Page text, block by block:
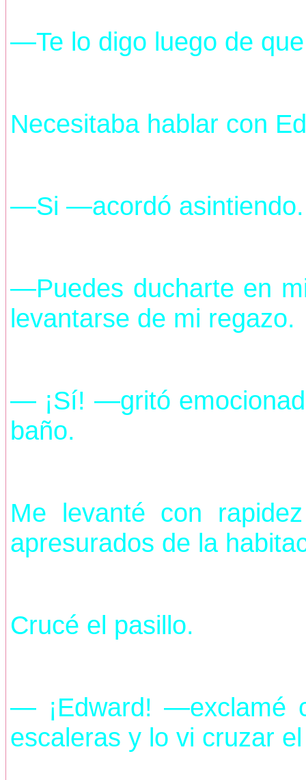
—Te lo digo luego de
Necesitaba hablar con
—Si —acordó asintiendo.
—Puedes ducharte en
levantarse de mi regazo.
— ¡Sí! —gritó
baño.
Me levanté con
apresurados de la
Crucé el pasillo.
— ¡Edward! —exclamé
escaleras y lo vi cruzar